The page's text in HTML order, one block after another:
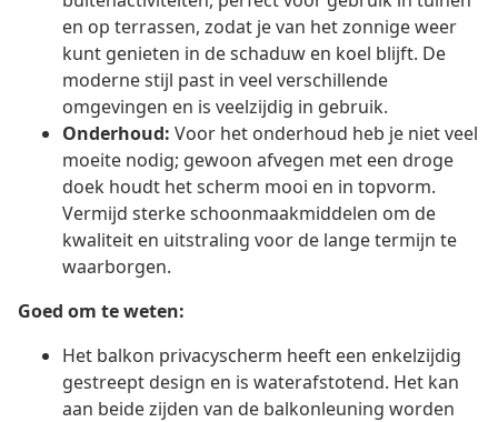
en op terrassen, zodat je van het zonnige weer
kunt genieten in de schaduw en koel blijft. De
moderne stijl past in veel verschillende
omgevingen en is veelzijdig in gebruik.
Onderhoud: Voor het onderhoud heb je niet veel
moeite nodig; gewoon afvegen met een droge
doek houdt het scherm mooi en in topvorm.
Vermijd sterke schoonmaakmiddelen om de
kwaliteit en uitstraling voor de lange termijn te
waarborgen.
Goed om te weten:
Het balkon privacyscherm heeft een enkelzijdig
gestreept design en is waterafstotend. Het kan
aan beide zijden van de balkonleuning worden